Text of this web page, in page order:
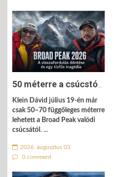
50 méterre a csúcstól - Klein Dávid döntése életet mentett a Broad ...
Klein Dávid július 19-én már
csak 50–70 függőleges méterre
lehetett a Broad Peak valódi
csúcsától . ...
2026. augusztus 03
0 comment